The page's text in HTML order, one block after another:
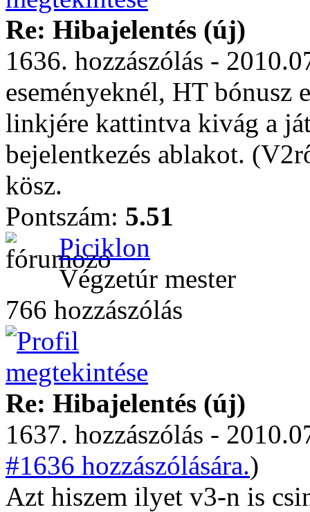
Re: Hibajelentés (új)
1636. hozzászólás -
eseményeknél, HT bónusz
linkjére kattintva kivág a
bejelentkezés ablakot.
kösz.
Pontszám: 5.51
Piciklon
Végzetúr mester
766 hozzászólás
Re: Hibajelentés (új)
1637. hozzászólás -
#1636 hozzászólására.)
Azt hiszem ilyet v3-n is